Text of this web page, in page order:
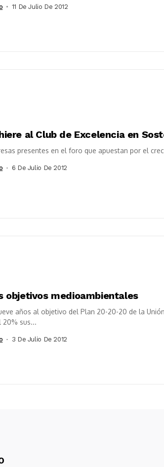
11 De Julio De 2012
al Club de Excelencia en
presentes en el foro que apuestan por el
6 De Julio De 2012
objetivos medioambientales
años al objetivo del Plan 20-20-20 de la
20% sus...
3 De Julio De 2012